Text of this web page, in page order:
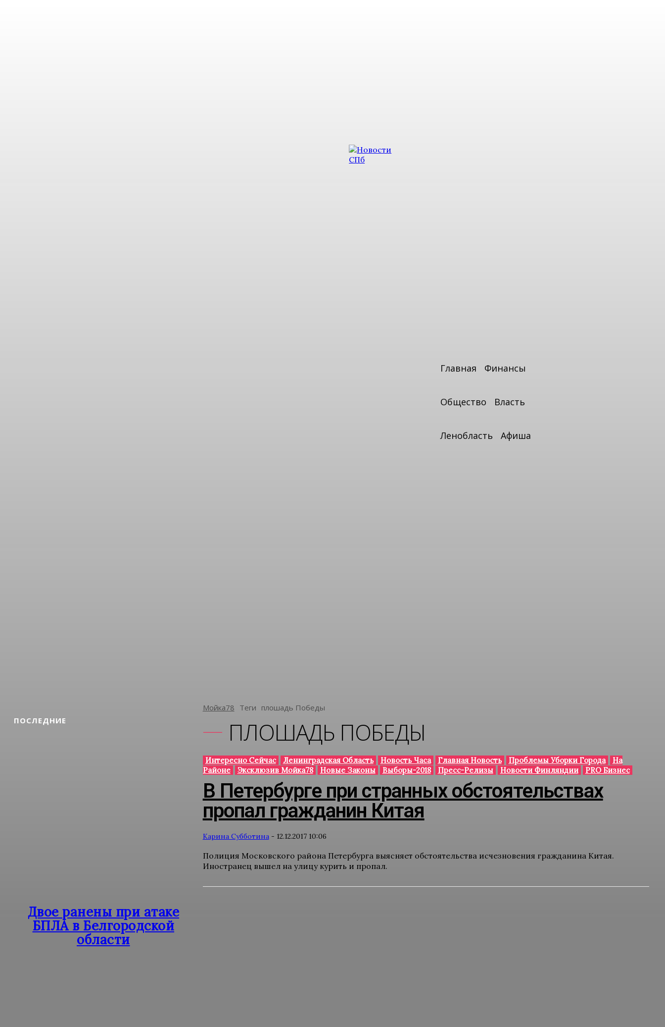
Главная Финансы
Общество Власть
Ленобласть Афиша
ПОСЛЕДНИЕ
Двое ранены при атаке
БПЛА в Белгородской
области
Мойка78 Теги Плошадь Победы
ПЛОШАДЬ ПОБЕДЫ
Интересно Сейчас Ленинградская Область Новость Часа Главная Новость Проблемы Уборки Города
На
Районе
Эксклюзив Мойка78 Новые Законы Выборы-2018 Пресс-Релизы Новости Финляндии PRO Бизнес
В Петербурге при странных обстоятельствах
пропал гражданин Китая
Карина Субботина - 12.12.2017 10:06
Полиция Московского района Петербурга выясняет обстоятельства исчезновения гражданина Китая.
Иностранец вышел на улицу курить и пропал.